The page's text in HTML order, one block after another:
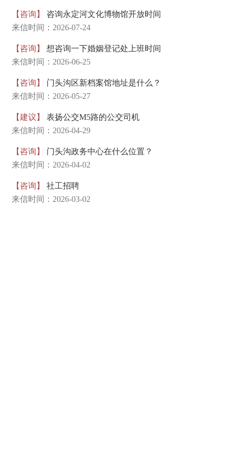
【咨询】 咨询永定河文化博物馆开放时间
来信时间：2026-07-24
【咨询】 想咨询一下婚姻登记处上班时间
来信时间：2026-06-25
【咨询】 门头沟区新档案馆地址是什么？
来信时间：2026-05-27
【建议】 表扬公交M5路的公交司机
来信时间：2026-04-29
【咨询】 门头沟政务中心在什么位置？
来信时间：2026-04-02
【咨询】 社工招聘
来信时间：2026-03-02